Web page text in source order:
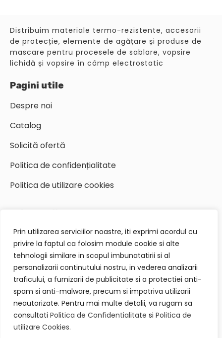
Prin utilizarea serviciilor noastre, iti exprimi acordul cu
privire la faptul ca folosim module cookie si alte
tehnologii similare in scopul imbunatatirii si al
personalizarii continutului nostru, in vederea analizarii
traficului, a furnizarii de publicitate si a protectiei anti-
spam si anti-malware, precum si impotriva utilizarii
neautorizate. Pentru mai multe detalii, va rugam sa
consultati Politica de Confidentialitate si Politica de
utilizare Cookies.
Distribuim materiale termo-rezistente, accesorii
de protecție, elemente de agățare și produse de
mascare pentru procesele de sablare, vopsire
lichidă și vopsire în câmp electrostatic
Pagini utile
Despre noi
Catalog
Solicită ofertă
Politica de confidențialitate
Politica de utilizare cookies
Informații pentru contact
+40 744 479 313
office@integraldinamic.ro
Piata 1 Mai, Nr 4-5, Cluj-Napoca
Cere o ofertă acum